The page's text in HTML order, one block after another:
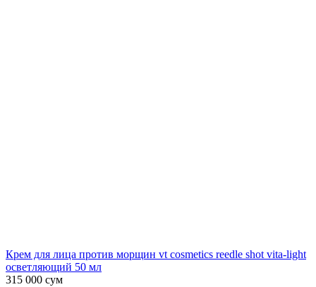
Крем для лица против морщин vt cosmetics reedle shot vita-light
осветляющий 50 мл
315 000 сум